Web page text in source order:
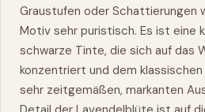
Graustufen oder Schattierungen
Motiv sehr puristisch. Es ist eine
schwarze Tinte, die sich auf das
konzentriert und dem
sehr zeitgemäßen, markanten